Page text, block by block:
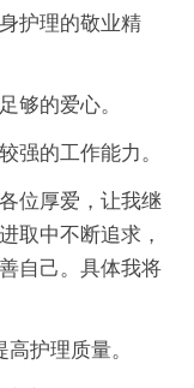
护理的敬业精
够的爱心。
强的工作能力。
位厚爱，让我继
取中不断追求，
自己。具体我将
护理质量。